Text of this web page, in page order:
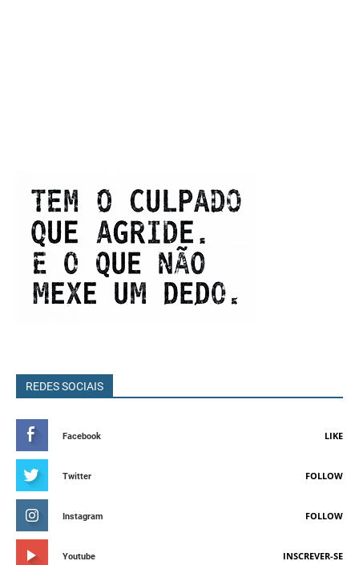
REDES SOCIAIS
Facebook LIKE
Twitter FOLLOW
Instagram FOLLOW
Youtube INSCREVER-SE